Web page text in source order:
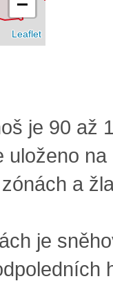
je 90 až
uloženo
a
je